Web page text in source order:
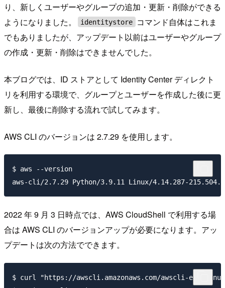
り、新しくユーザーやグループの追加・更新・削除ができる
ようになりました。
identitystore
コマンド自体はこれま
でもありましたが、アップデート以前はユーザーやグループ
の作成・更新・削除はできませんでした。
本ブログでは、ID ストアとして Identity Center ディレクト
リを利用する環境で、グループとユーザーを作成した後に更
新し、最後に削除する流れで試してみます。
AWS CLI のバージョンは 2.7.29 を使用します。
$ aws --version
2022 年 9 月 3 日時点では、AWS CloudShell で利用する場
合は AWS CLI のバージョンアップが必要になります。アッ
プデートは次の方法でできます。
$ curl "https://awscli.amazonaws.com/awscli-exe-